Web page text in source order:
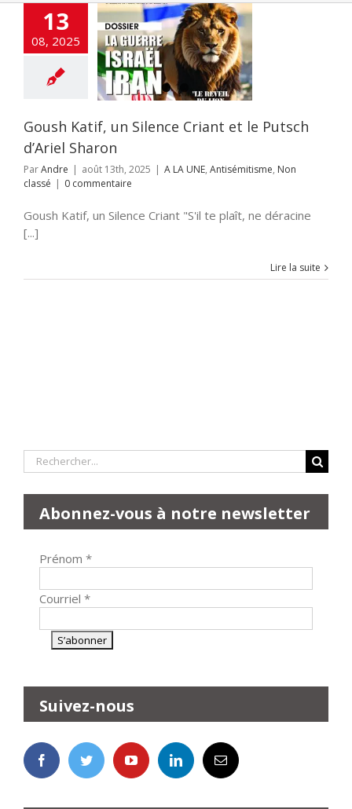
13
08, 2025
un Silence
et le Putsch
Sharon
Antisémitisme
Goush Katif, un Silence Criant et le Putsch
d’Ariel Sharon
ParAndre | août 13th, 2025 | A LA UNE, Antisémitisme, Non
classé | 0 commentaire
Goush Katif, un Silence Criant "S'il te plaît, ne déracine
[...]
Lire la suite
Rechercher:
Abonnez-vous à notre newsletter
Prénom *
Courriel *
Suivez-nous